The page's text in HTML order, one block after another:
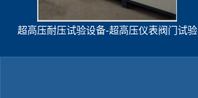
超高压耐压试验设备-超高压仪表阀门试验